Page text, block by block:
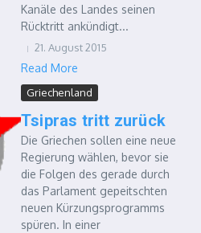
Kanäle des Landes seinen
Rücktritt ankündigt...
21. August 2015
Read More
Griechenland
Tsipras tritt zurück
Die Griechen sollen eine neue
Regierung wählen, bevor sie
die Folgen des gerade durch
das Parlament gepeitschten
neuen Kürzungsprogramms
spüren. In einer